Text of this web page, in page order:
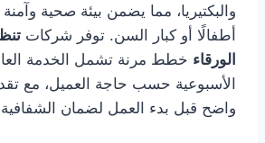
والبكتيريا، مما يضمن بيئة صحية
أطفالًا أو كبار السن. توفر شركات
الورقاء خطط مرنة تشمل الخدمة
الأسبوعية حسب حاجة العميل، مع
واضح قبل بدء العمل لضمان الشفافية